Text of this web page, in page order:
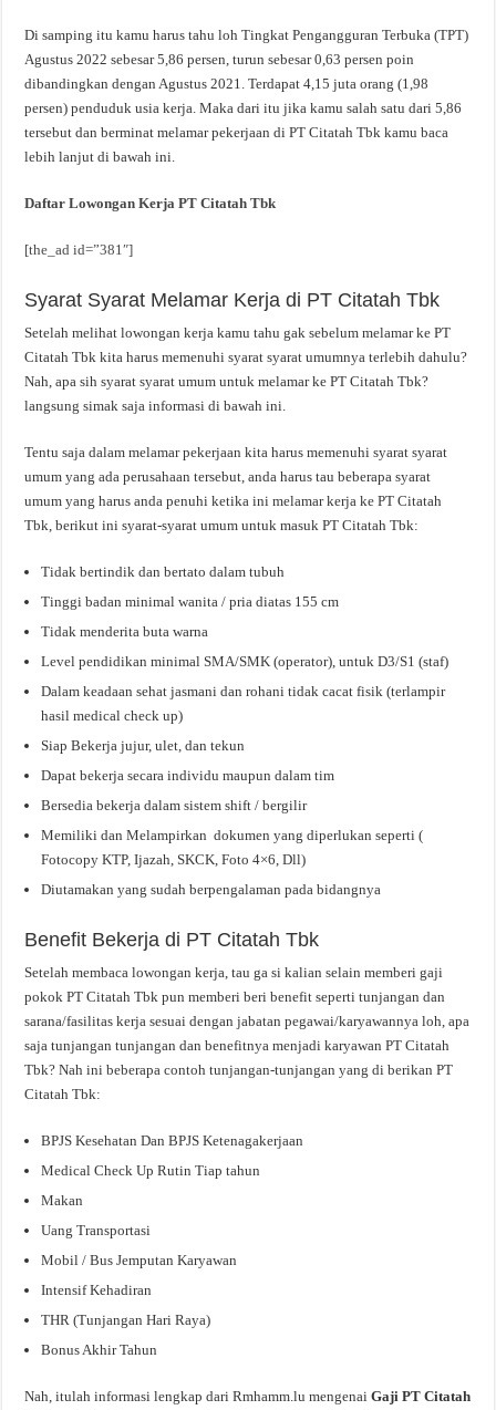
Di samping itu kamu harus tahu loh Tingkat Pengangguran Terbuka (TPT)
Agustus 2022 sebesar 5,86 persen, turun sebesar 0,63 persen poin
dibandingkan dengan Agustus 2021. Terdapat 4,15 juta orang (1,98
persen) penduduk usia kerja. Maka dari itu jika kamu salah satu dari 5,86
tersebut dan berminat melamar pekerjaan di PT Citatah Tbk kamu baca
lebih lanjut di bawah ini.
Daftar Lowongan Kerja PT Citatah Tbk
[the_ad id=”381″]
Syarat Syarat Melamar Kerja di PT Citatah Tbk
Setelah melihat lowongan kerja kamu tahu gak sebelum melamar ke PT
Citatah Tbk kita harus memenuhi syarat syarat umumnya terlebih dahulu?
Nah, apa sih syarat syarat umum untuk melamar ke PT Citatah Tbk?
langsung simak saja informasi di bawah ini.
Tentu saja dalam melamar pekerjaan kita harus memenuhi syarat syarat
umum yang ada perusahaan tersebut, anda harus tau beberapa syarat
umum yang harus anda penuhi ketika ini melamar kerja ke PT Citatah
Tbk, berikut ini syarat-syarat umum untuk masuk PT Citatah Tbk:
Tidak bertindik dan bertato dalam tubuh
Tinggi badan minimal wanita / pria diatas 155 cm
Tidak menderita buta warna
Level pendidikan minimal SMA/SMK (operator), untuk D3/S1 (staf)
Dalam keadaan sehat jasmani dan rohani tidak cacat fisik (terlampir
hasil medical check up)
Siap Bekerja jujur, ulet, dan tekun
Dapat bekerja secara individu maupun dalam tim
Bersedia bekerja dalam sistem shift / bergilir
Memiliki dan Melampirkan dokumen yang diperlukan seperti (
Fotocopy KTP, Ijazah, SKCK, Foto 4×6, Dll)
Diutamakan yang sudah berpengalaman pada bidangnya
Benefit Bekerja di PT Citatah Tbk
Setelah membaca lowongan kerja, tau ga si kalian selain memberi gaji
pokok PT Citatah Tbk pun memberi beri benefit seperti tunjangan dan
sarana/fasilitas kerja sesuai dengan jabatan pegawai/karyawannya loh, apa
saja tunjangan tunjangan dan benefitnya menjadi karyawan PT Citatah
Tbk? Nah ini beberapa contoh tunjangan-tunjangan yang di berikan PT
Citatah Tbk:
BPJS Kesehatan Dan BPJS Ketenagakerjaan
Medical Check Up Rutin Tiap tahun
Makan
Uang Transportasi
Mobil / Bus Jemputan Karyawan
Intensif Kehadiran
THR (Tunjangan Hari Raya)
Bonus Akhir Tahun
Nah, itulah informasi lengkap dari Rmhamm.lu mengenaiGaji PT Citatah